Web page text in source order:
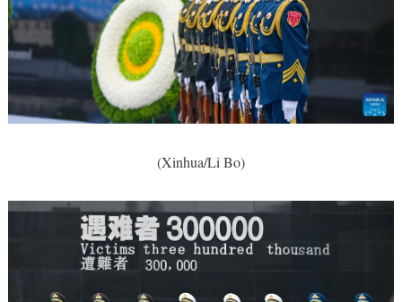
(Xinhua/Li Bo)